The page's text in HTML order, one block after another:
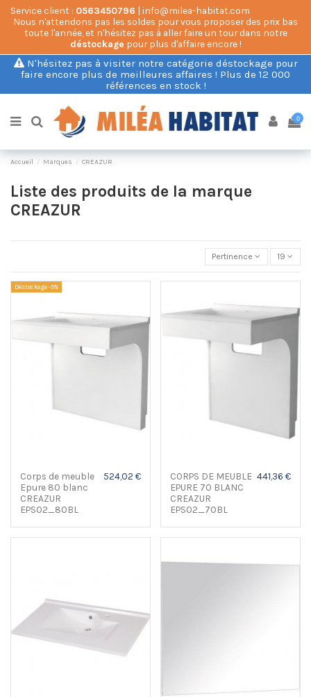
Service client : 0563450796 | info@milea-habitat.com
Nous n'attendons pas les soldes pour vous proposer des prix bas
toute l'année, et n'hésitez pas à aller faire un tour dans notre
déstockage pour plus d'affaire encore !
N'hésitez pas à visiter notre catégorie déstockage pour
faire encore plus de meilleures affaires ! Plus de 12 000
références en stock !
0
Accueil Marques CREAZUR
Liste des produits de la marque
CREAZUR
Pertinence 19
Déstockage -5%
Corps de meuble
Epure 80 blanc
CREAZUR
EPS02_80BL
524,02 €
CORPS DE MEUBLE
EPURE 70 BLANC
CREAZUR
EPS02_70BL
441,36 €